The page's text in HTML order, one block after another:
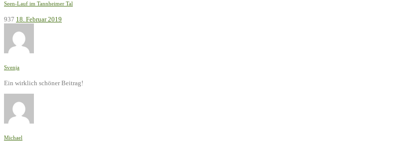
Seen-Lauf im Tannheimer Tal
937 18. Februar 2019
Svenja
Ein wirklich schöner Beitrag!
Michael